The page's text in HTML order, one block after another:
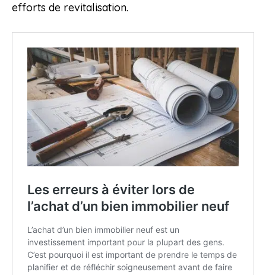
efforts de revitalisation.